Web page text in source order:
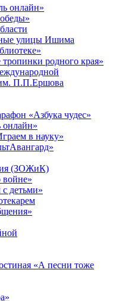
онлайн»
улицы Ишима
родного края»
П.П.Ершова
«Азбука чудес»
онлайн»
в науку»
(ЗОЖиК)
войне»
детьми»
«А песни тоже